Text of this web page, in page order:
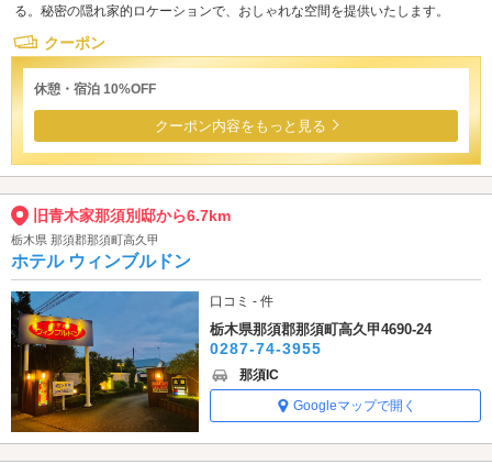
る。秘密の隠れ家的ロケーションで、おしゃれな空間を提供いたします。
クーポン
休憩・宿泊 10%OFF
クーポン内容をもっと見る
旧青木家那須別邸から6.7km
栃木県 那須郡那須町高久甲
ホテル ウィンブルドン
口コミ - 件
栃木県那須郡那須町高久甲4690-24
0287-74-3955
那須IC
Googleマップで開く